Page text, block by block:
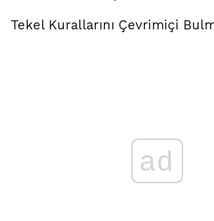
Tekel Kurallarını Çevrimiçi
ad